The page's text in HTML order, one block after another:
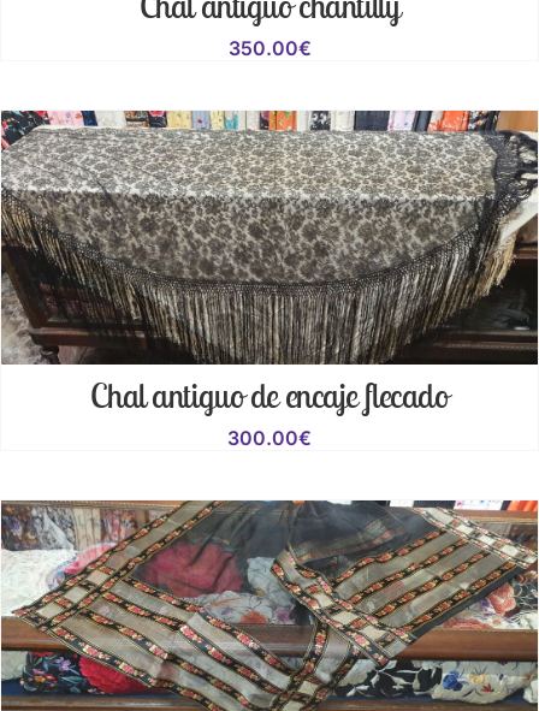
350.00€
Chal antiguo de encaje flecado
300.00€